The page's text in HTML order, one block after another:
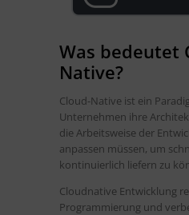
Was bedeutet
Native?
Cloud-Native ist ein
Unternehmen ihre
die Arbeitsweise der
anpassen müssen, um
kontinuierlich liefern zu
Cloudnative Entwicklung
Programmierung und